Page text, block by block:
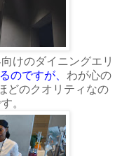
けのダイニングエリ
のですが、 わが心の
どのクオリティなの
。